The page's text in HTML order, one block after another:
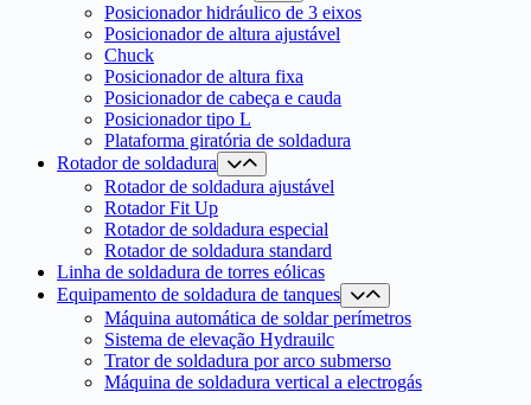
Posicionador hidráulico de 3 eixos
Posicionador de altura ajustável
Chuck
Posicionador de altura fixa
Posicionador de cabeça e cauda
Posicionador tipo L
Plataforma giratória de soldadura
Rotador de soldadura
Rotador de soldadura ajustável
Rotador Fit Up
Rotador de soldadura especial
Rotador de soldadura standard
Linha de soldadura de torres eólicas
Equipamento de soldadura de tanques
Máquina automática de soldar perímetros
Sistema de elevação Hydrauilc
Trator de soldadura por arco submerso
Máquina de soldadura vertical a electrogás